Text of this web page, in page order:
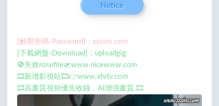
Notice
[解壓密碼-Password]：sssins.com
[下載網盤-Download]：uploadgig
🚫失效rosefile🛫www.nicewww.com
🎞️新增影視站🎞️👉www.xtvtv.com
🎞️高畫質視頻優先收錄，AI增强畫質.🎞️